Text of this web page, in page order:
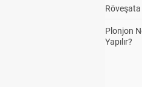
Röveşata
Plonjon
Yapılır?